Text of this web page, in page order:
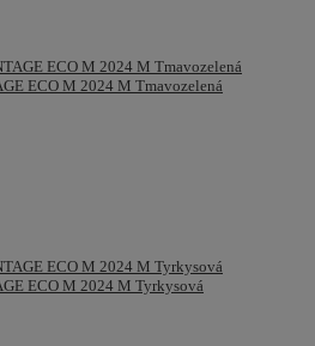
ECO M 2024 M Tmavozelená
ECO M 2024 M Tyrkysová